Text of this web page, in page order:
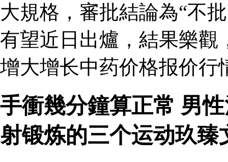
大規格，審批結論為“不
有望近日出爐，結果樂
增大增长中药价格报价行
手衝幾分鐘算正常 男
射锻炼的三个运动玖臻